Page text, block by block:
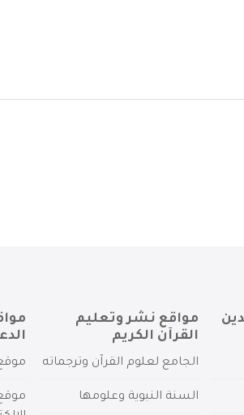
مواقع نشر وتعليم
القرآن الكريم
الجامع لعلوم القرآن وترجماته
السنة النبوية وعلومها